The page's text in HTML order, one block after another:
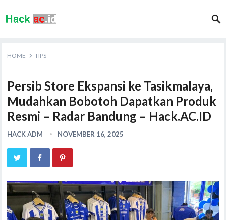
HOME TIPS
Persib Store Ekspansi ke Tasikmalaya,
Mudahkan Bobotoh Dapatkan Produk
Resmi – Radar Bandung – Hack.AC.ID
HACK ADM NOVEMBER 16, 2025